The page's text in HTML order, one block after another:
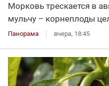
Морковь трескается в
мульчу – корнеплоды
Панорама вчера, 18:45